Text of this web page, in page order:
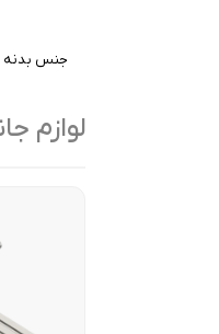
جنس بدنه
لوازم